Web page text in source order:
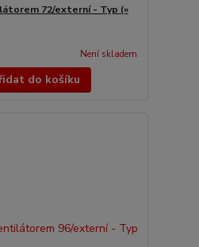
72/externí - Typ (»
Není skladem
do košíku